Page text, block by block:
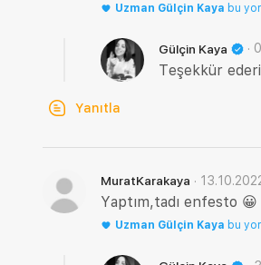
Uzman Gülçin Kaya bu
Gülçin Kaya ·
Teşekkür
Yanıtla
MuratKarakaya ·
Yaptım,tadı enfesto
Uzman Gülçin Kaya bu